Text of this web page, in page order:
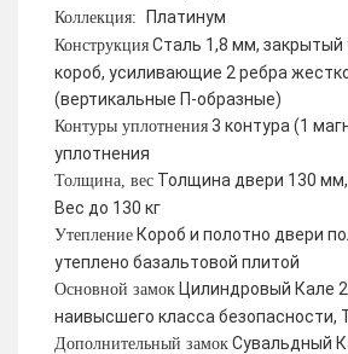
Коллекция: Платинум
Конструкция Сталь 1,8 мм, закрытый
короб, усиливающие 2 ребра
(вертикальные П-образные)
Контуры уплотнения 3 контура (1
уплотнения
Толщина, вес Толщина двери 130
Вес до 130 кг
Утепление Короб и полотно двери
утеплено базальтовой плитой
Основной замок Цилиндровый Кале
наивысшего класса безопасности,
Дополнительный замок Сувальдный